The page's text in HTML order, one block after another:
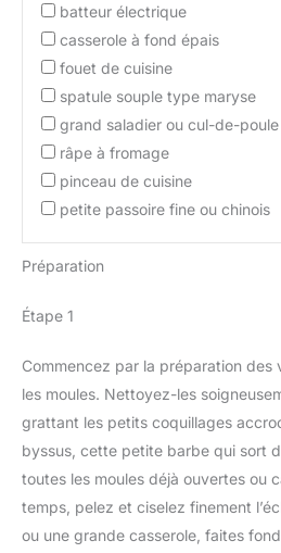
batteur électrique
casserole à fond épais
fouet de cuisine
spatule souple type maryse
grand saladier ou cul-de-poule
râpe à fromage
pinceau de cuisine
petite passoire fine ou chinois
Préparation
Étape 1
Commencez par la préparation
les moules. Nettoyez-les
grattant les petits coquillages
byssus, cette petite barbe qui sort
toutes les moules déjà ouvertes ou
temps, pelez et ciselez finement
ou une grande casserole, faites